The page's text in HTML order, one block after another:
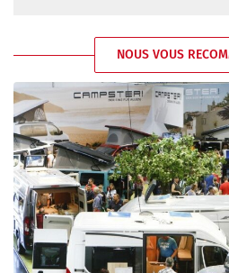
NOUS VOUS